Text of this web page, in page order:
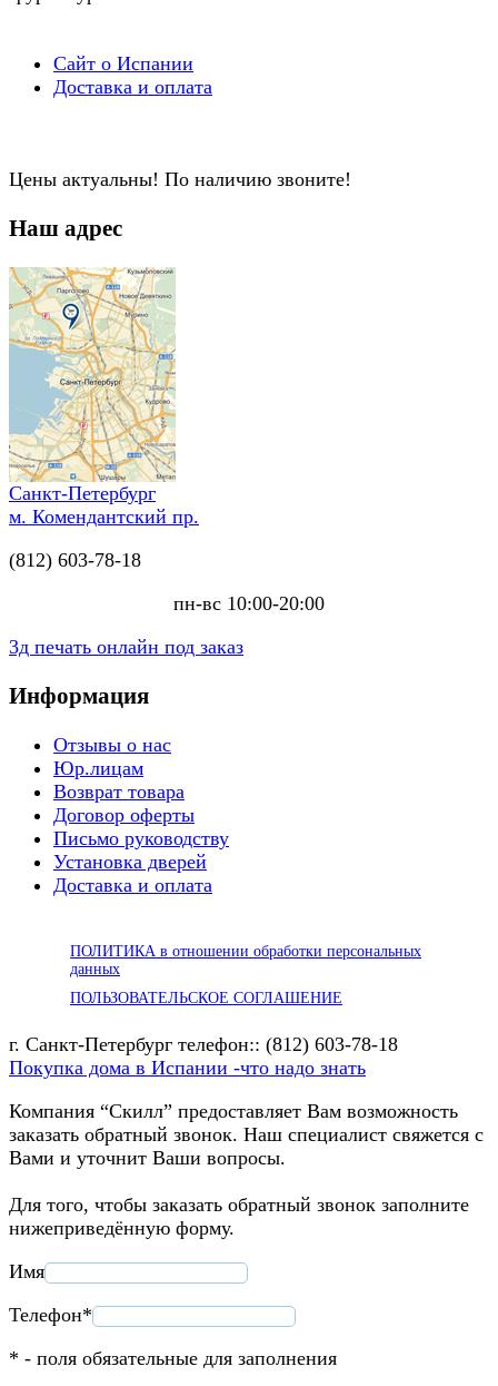
Сайт о Испании
Доставка и оплата
Цены актуальны! По наличию звоните!
Наш адрес
Санкт-Петербург
м. Комендантский пр.
(812) 603-78-18
пн-вс 10:00-20:00
3д печать онлайн под заказ
Информация
Отзывы о нас
Юр.лицам
Возврат товара
Договор оферты
Письмо руководству
Установка дверей
Доставка и оплата
ПОЛИТИКА в отношении обработки персональных
данных
ПОЛЬЗОВАТЕЛЬСКОЕ СОГЛАШЕНИЕ
г. Санкт-Петербург телефон:: (812) 603-78-18
Покупка дома в Испании -что надо знать
Компания “Скилл” предоставляет Вам возможность
заказать обратный звонок. Наш специалист свяжется с
Вами и уточнит Ваши вопросы.
Для того, чтобы заказать обратный звонок заполните
нижеприведённую форму.
Имя
Телефон*
* - поля обязательные для заполнения